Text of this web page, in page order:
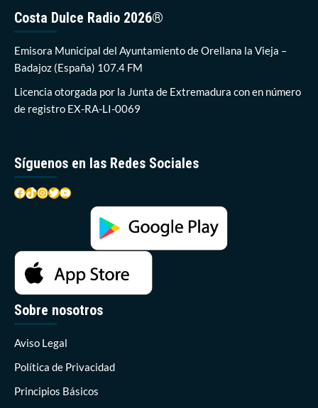
Costa Dulce Radio 2026®
Emisora Municipal del Ayuntamiento de Orellana la Vieja –
Badajoz (España) 107.4 FM
Licencia otorgada por la Junta de Extremadura con en número
de registro EX-RA-LI-0069
Síguenos en las Redes Sociales
Facebook
TikTok
Instagram
Twitter
YouTube
Sobre nosotros
Aviso Legal
Política de Privacidad
Principios Básicos